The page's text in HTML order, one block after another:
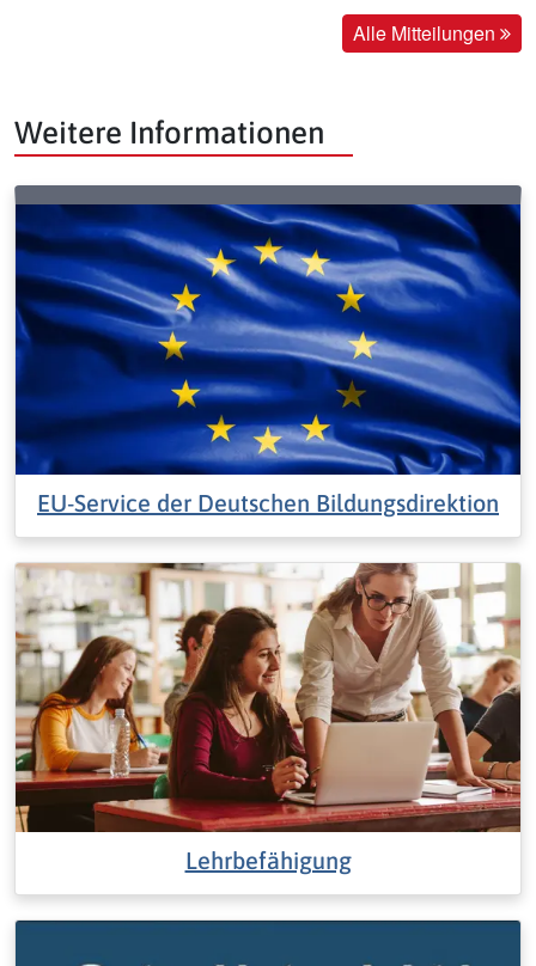
Alle Mitteilungen
Weitere Informationen
EU-Service der Deutschen Bildungsdirektion
Lehrbefähigung